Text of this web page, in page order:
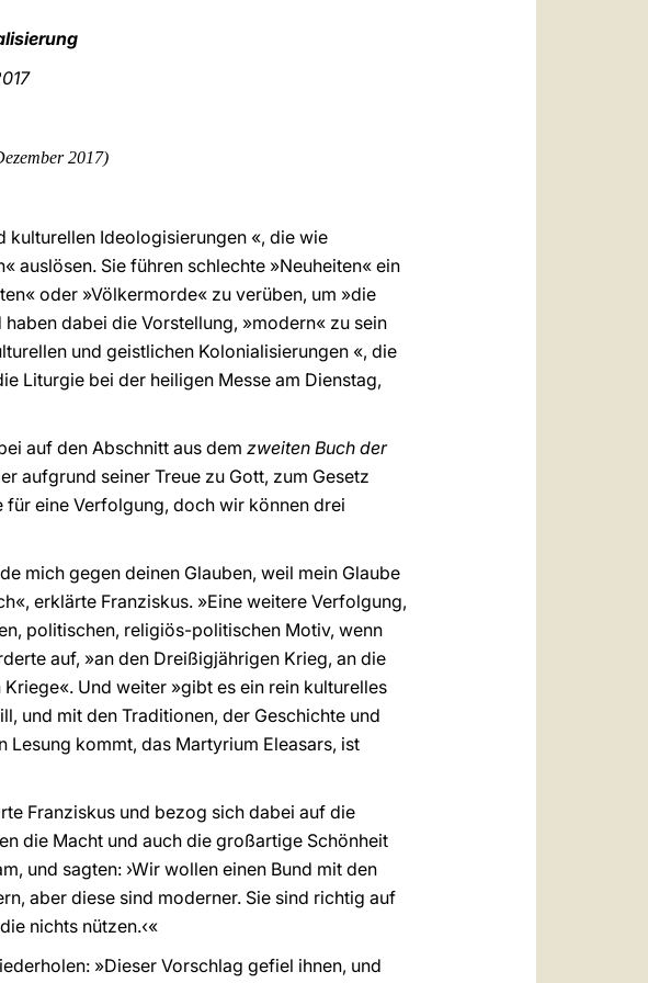
2017)
kulturellen Ideologisierungen «, die wie
auslösen. Sie führen schlechte »Neuheiten« ein
oder »Völkermorde« zu verüben, um »die
dabei die Vorstellung, »modern« zu sein
und geistlichen Kolonialisierungen «, die
Liturgie bei der heiligen Messe am Dienstag,
auf den Abschnitt aus dem zweiten Buch der
aufgrund seiner Treue zu Gott, zum Gesetz
eine Verfolgung, doch wir können drei
mich gegen deinen Glauben, weil mein Glaube
erklärte Franziskus. »Eine weitere Verfolgung,
politischen, religiös-politischen Motiv, wenn
auf, »an den Dreißigjährigen Krieg, an die
Und weiter »gibt es ein rein kulturelles
und mit den Traditionen, der Geschichte und
Lesung kommt, das Martyrium Eleasars, ist
Franziskus und bezog sich dabei auf die
die Macht und auch die großartige Schönheit
und sagten: ›Wir wollen einen Bund mit den
aber diese sind moderner. Sie sind richtig auf
nichts nützen.‹«
»Dieser Vorschlag gefiel ihnen, und